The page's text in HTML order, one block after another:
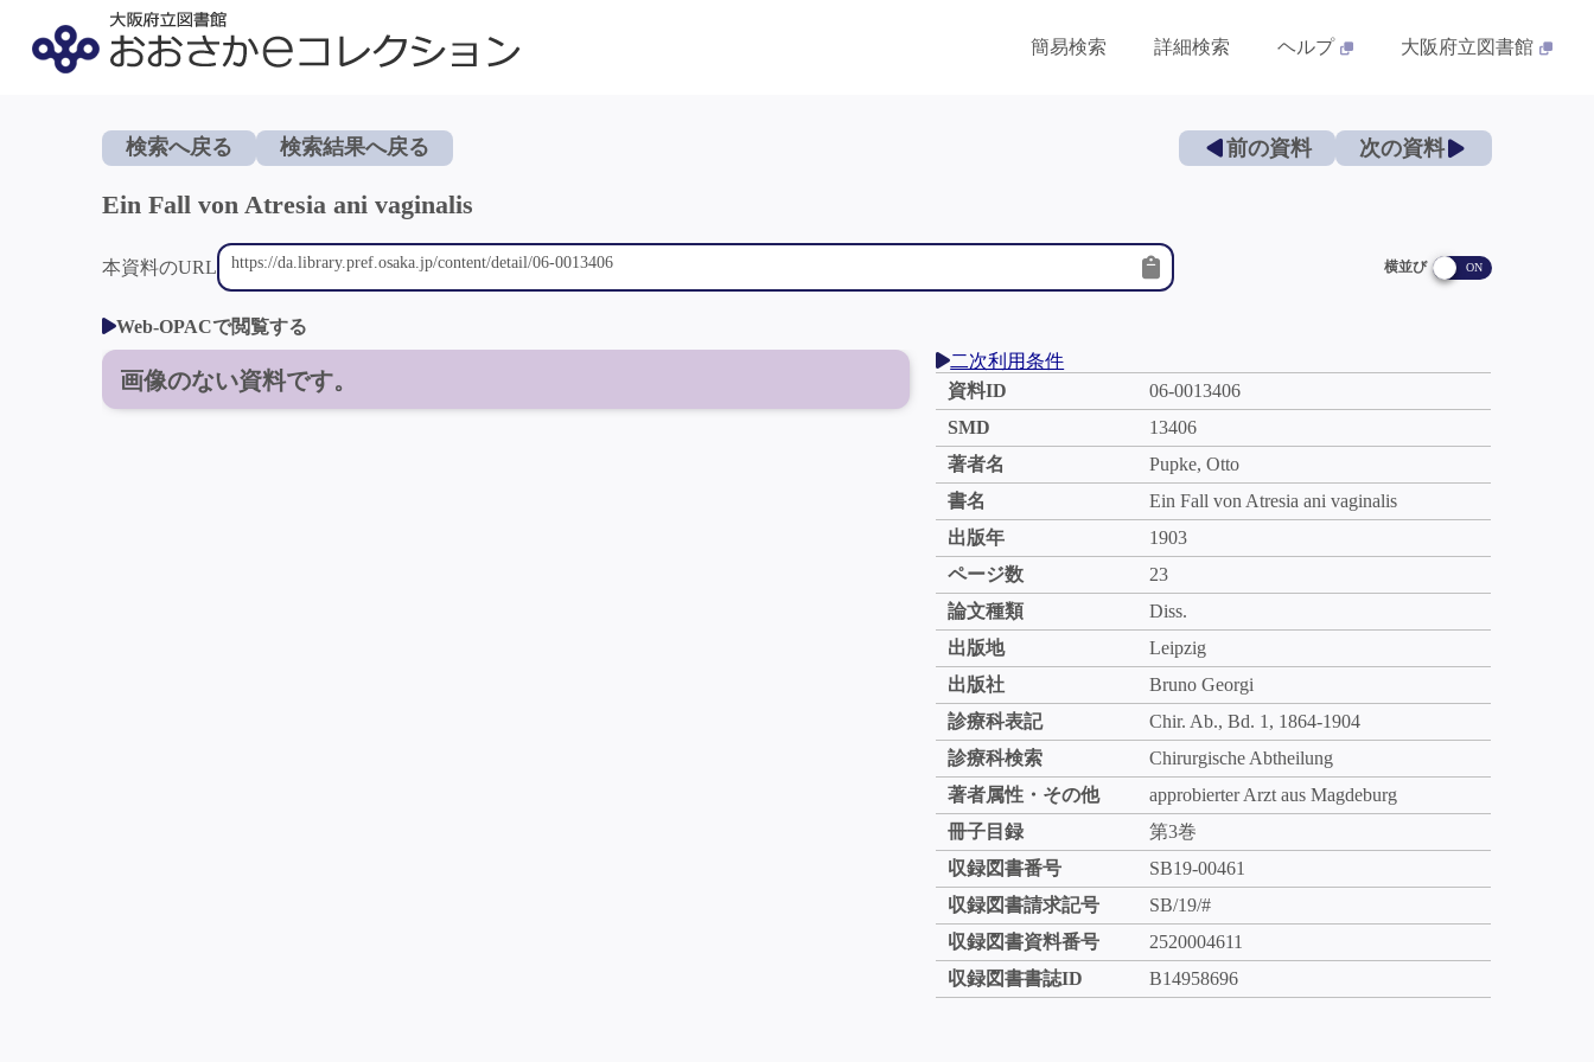
簡易検索 詳細検索 ヘルプ 大阪府立図書館
検索へ戻る 検索結果へ戻る 前の資料 次の資料
Ein Fall von Atresia ani vaginalis
本資料のURL 横並び
Web-OPACで閲覧する
画像のない資料です。
二次利用条件
資料ID
06-0013406
SMD
13406
著者名
Pupke, Otto
書名
Ein Fall von Atresia ani vaginalis
出版年
1903
ページ数
23
論文種類
Diss.
出版地
Leipzig
出版社
Bruno Georgi
診療科表記
Chir. Ab., Bd. 1, 1864-1904
診療科検索
Chirurgische Abtheilung
著者属性・その他
approbierter Arzt aus Magdeburg
冊子目録
第3巻
収録図書番号
SB19-00461
収録図書請求記号
SB/19/#
収録図書資料番号
2520004611
収録図書書誌ID
B14958696